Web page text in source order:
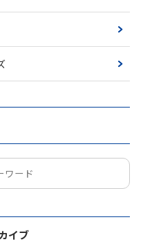
イブ